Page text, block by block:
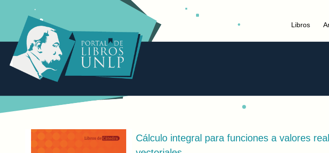
Libros
Cálculo integral para funciones a valores